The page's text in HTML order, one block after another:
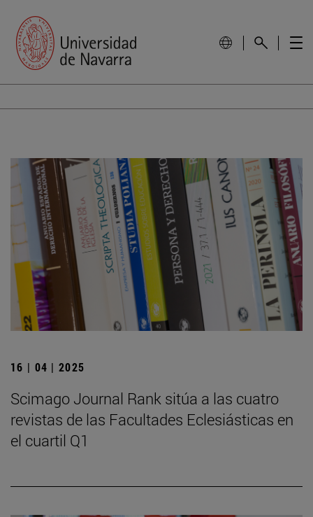
16 | 04 | 2025
Scimago Journal Rank sitúa a las cuatro
revistas de las Facultades Eclesiásticas en
el cuartil Q1